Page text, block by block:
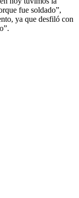
fue soldado”,
ya que desfiló con